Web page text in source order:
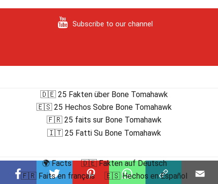
Subscribe to our channel
🇩🇪 25 Fakten über Bone Tomahawk
🇪🇸 25 Hechos Sobre Bone Tomahawk
🇫🇷 25 faits sur Bone Tomahawk
🇮🇹 25 Fatti Su Bone Tomahawk
🌍 Facts
🇩🇪 Fakten auf Deutsch
🇫🇷 Faits en français
🇪🇸 Hechos en Español